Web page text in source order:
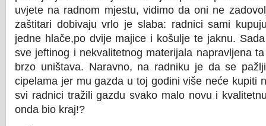
uvjete na radnom mjestu, vidimo da oni ne
zaštitari dobivaju vrlo je slaba: radnici sami
jedne hlače,po dvije majice i košulje te jaknu.
sve jeftinog i nekvalitetnog materijala napravljena
brzo uništava. Naravno, na radniku je da se
cipelama jer mu gazda u toj godini više neće kupiti
svi radnici tražili gazdu svako malo novu i
onda bio kraj!?